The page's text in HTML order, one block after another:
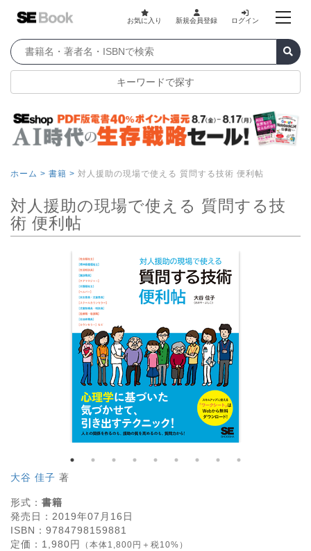
お気に入り 新規会員登録 ログイン
キーワードで探す
ホーム > 書籍 > 対人援助の現場で使える 質問する技術 便利帖
対人援助の現場で使える 質問する技
術 便利帖
大谷 佳子 著
形式： 書籍
発売日： 2019年07月16日
ISBN： 9784798159881
定価： 1,980円 （本体1,800円＋税10%）